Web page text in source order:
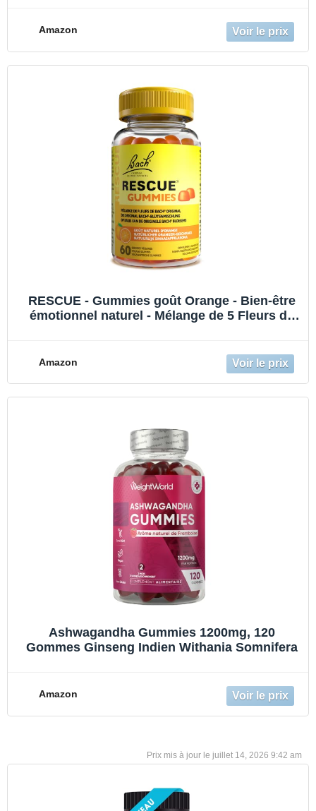
Amazon
RESCUE - Gummies goût Orange - Bien-être
émotionnel naturel - Mélange de 5 Fleurs de
Amazon
Ashwagandha Gummies 1200mg, 120
Gommes Ginseng Indien Withania Somnifera
Amazon
juillet 14, 2026 9:42 am